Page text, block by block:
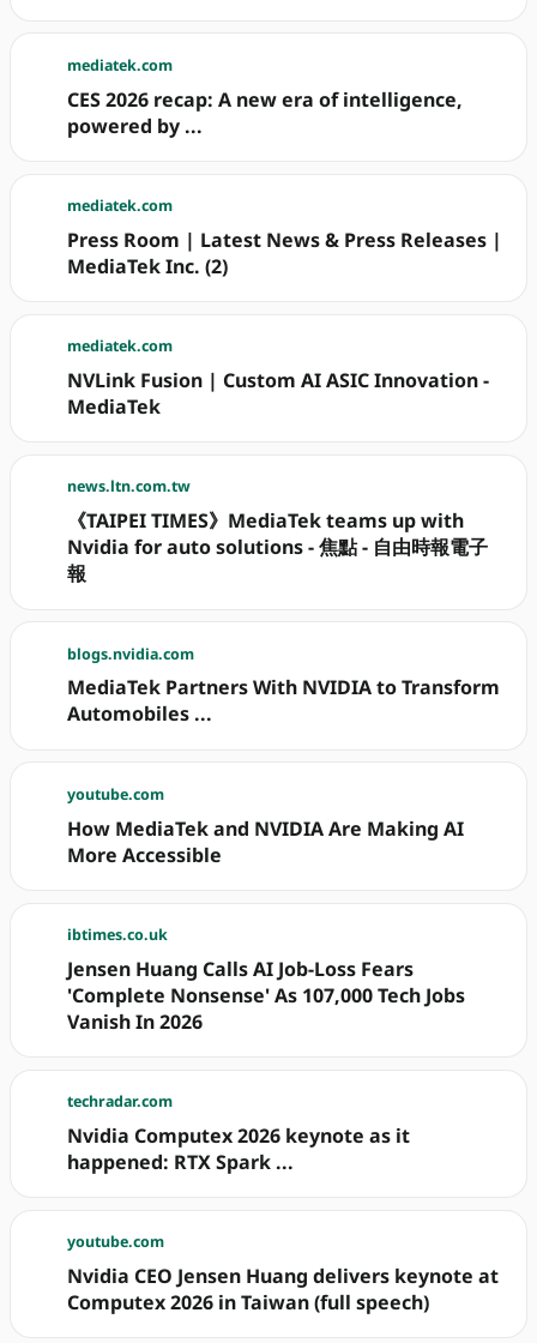
mediatek.com
CES 2026 recap: A new era of intelligence,
powered by ...
mediatek.com
Press Room | Latest News & Press Releases |
MediaTek Inc. (2)
mediatek.com
NVLink Fusion | Custom AI ASIC Innovation -
MediaTek
news.ltn.com.tw
《TAIPEI TIMES》MediaTek teams up with
Nvidia for auto solutions - 焦點 - 自由時報電子
報
blogs.nvidia.com
MediaTek Partners With NVIDIA to Transform
Automobiles ...
youtube.com
How MediaTek and NVIDIA Are Making AI
More Accessible
ibtimes.co.uk
Jensen Huang Calls AI Job-Loss Fears
'Complete Nonsense' As 107,000 Tech Jobs
Vanish In 2026
techradar.com
Nvidia Computex 2026 keynote as it
happened: RTX Spark ...
youtube.com
Nvidia CEO Jensen Huang delivers keynote at
Computex 2026 in Taiwan (full speech)